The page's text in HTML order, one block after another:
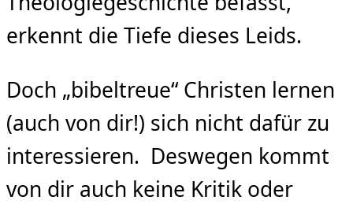
erkennt die Tiefe dieses Leids.
Doch „bibeltreue“ Christen lernen
(auch von dir!) sich nicht dafür zu
interessieren. Deswegen kommt
von dir auch keine Kritik oder